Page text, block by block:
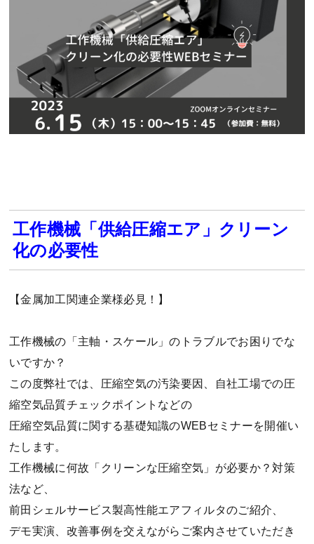
工作機械「供給圧縮エア」クリーン
化の必要性
【金属加工関連企業様必見！】
工作機械の「主軸・スケール」のトラブルでお困りでな
いですか？
この度弊社では、圧縮空気の汚染要因、自社工場での圧
縮空気品質チェックポイントなどの
圧縮空気品質に関する基礎知識のWEBセミナーを開催い
たします。
工作機械に何故「クリーンな圧縮空気」が必要か？対策
法など、
前田シェルサービス製高性能エアフィルタのご紹介、
デモ実演、改善事例を交えながらご案内させていただき